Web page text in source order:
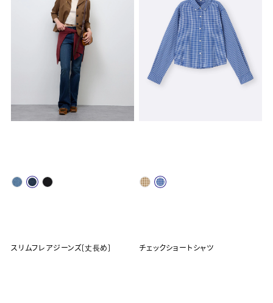
スリムフレアジーンズ(丈長め) チェックショートシャツ